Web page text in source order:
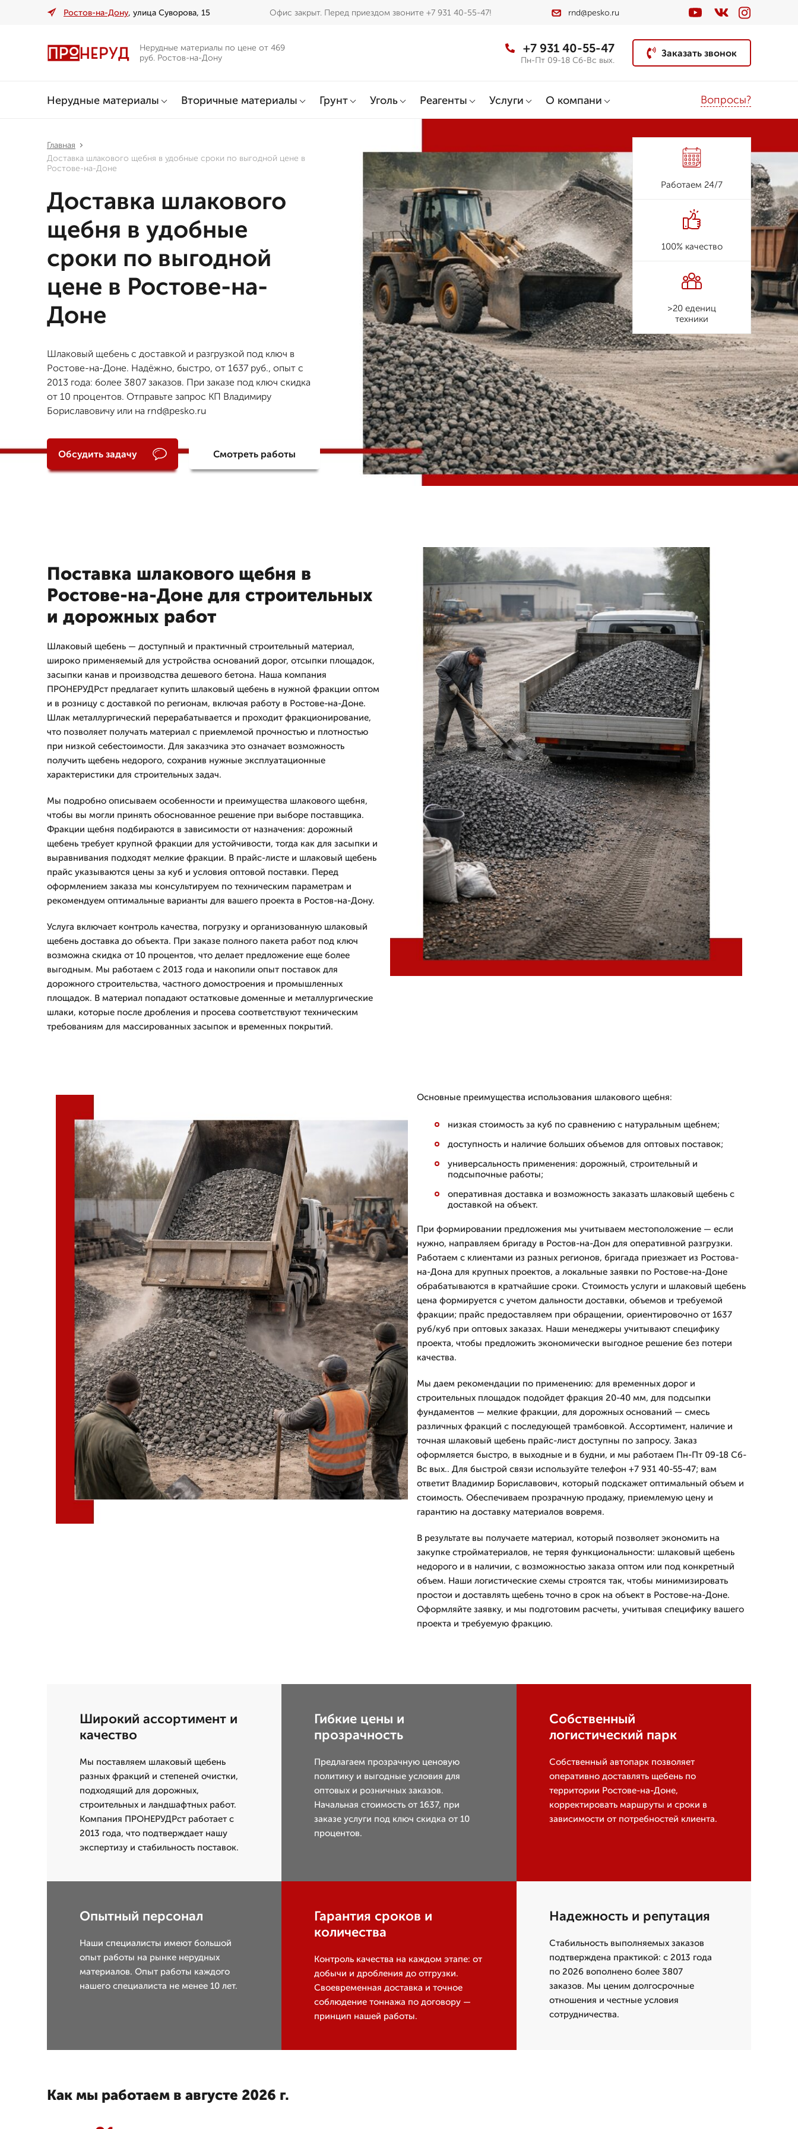
Ростов-на-Дону, улица Суворова, 15 Офис закрыт. Перед приездом звоните +7 931 40-55-47! rnd@pesko.ru
Нерудные материалы по цене от 469
руб. Ростов-на-Дону
+7 931 40-55-47
Пн-Пт 09-18 Сб-Вс вых.
Заказать звонок
Нерудные материалы Вторичные материалы Грунт Уголь Реагенты Услуги О компани Вопросы?
Главная
Доставка шлакового щебня в удобные сроки по выгодной цене в
Ростове-на-Доне
Доставка шлакового
щебня в удобные
сроки по выгодной
цене в Ростове-на-
Доне
Шлаковый щебень с доставкой и разгрузкой под ключ в
Ростове-на-Доне. Надёжно, быстро, от 1637 руб., опыт с
2013 года: более 3807 заказов. При заказе под ключ скидка
от 10 процентов. Отправьте запрос КП Владимиру
Бориславовичу или на rnd@pesko.ru
Обсудить задачу Смотреть работы
Работаем 24/7
100% качество
>20 едениц
техники
Поставка шлакового щебня в
Ростове-на-Доне для строительных
и дорожных работ
Шлаковый щебень — доступный и практичный строительный материал,
широко применяемый для устройства оснований дорог, отсыпки площадок,
засыпки канав и производства дешевого бетона. Наша компания
ПРОНЕРУДРст предлагает купить шлаковый щебень в нужной фракции оптом
и в розницу с доставкой по регионам, включая работу в Ростове-на-Доне.
Шлак металлургический перерабатывается и проходит фракционирование,
что позволяет получать материал с приемлемой прочностью и плотностью
при низкой себестоимости. Для заказчика это означает возможность
получить щебень недорого, сохранив нужные эксплуатационные
характеристики для строительных задач.
Мы подробно описываем особенности и преимущества шлакового щебня,
чтобы вы могли принять обоснованное решение при выборе поставщика.
Фракции щебня подбираются в зависимости от назначения: дорожный
щебень требует крупной фракции для устойчивости, тогда как для засыпки и
выравнивания подходят мелкие фракции. В прайс-листе и шлаковый щебень
прайс указываются цены за куб и условия оптовой поставки. Перед
оформлением заказа мы консультируем по техническим параметрам и
рекомендуем оптимальные варианты для вашего проекта в Ростов-на-Дону.
Услуга включает контроль качества, погрузку и организованную шлаковый
щебень доставка до объекта. При заказе полного пакета работ под ключ
возможна скидка от 10 процентов, что делает предложение еще более
выгодным. Мы работаем с 2013 года и накопили опыт поставок для
дорожного строительства, частного домостроения и промышленных
площадок. В материал попадают остатковые доменные и металлургические
шлаки, которые после дробления и просева соответствуют техническим
требованиям для массированных засыпок и временных покрытий.
Основные преимущества использования шлакового щебня:
низкая стоимость за куб по сравнению с натуральным щебнем;
доступность и наличие больших объемов для оптовых поставок;
универсальность применения: дорожный, строительный и
подсыпочные работы;
оперативная доставка и возможность заказать шлаковый щебень с
доставкой на объект.
При формировании предложения мы учитываем местоположение — если
нужно, направляем бригаду в Ростов-на-Дон для оперативной разгрузки.
Работаем с клиентами из разных регионов, бригада приезжает из Ростова-
на-Дона для крупных проектов, а локальные заявки по Ростове-на-Доне
обрабатываются в кратчайшие сроки. Стоимость услуги и шлаковый щебень
цена формируется с учетом дальности доставки, объемов и требуемой
фракции; прайс предоставляем при обращении, ориентировочно от 1637
руб/куб при оптовых заказах. Наши менеджеры учитывают специфику
проекта, чтобы предложить экономически выгодное решение без потери
качества.
Мы даем рекомендации по применению: для временных дорог и
строительных площадок подойдет фракция 20-40 мм, для подсыпки
фундаментов — мелкие фракции, для дорожных оснований — смесь
различных фракций с последующей трамбовкой. Ассортимент, наличие и
точная шлаковый щебень прайс-лист доступны по запросу. Заказ
оформляется быстро, в выходные и в будни, и мы работаем Пн-Пт 09-18 Сб-
Вс вых.. Для быстрой связи используйте телефон +7 931 40-55-47; вам
ответит Владимир Бориславович, который подскажет оптимальный объем и
стоимость. Обеспечиваем прозрачную продажу, приемлемую цену и
гарантию на доставку материалов вовремя.
В результате вы получаете материал, который позволяет экономить на
закупке стройматериалов, не теряя функциональности: шлаковый щебень
недорого и в наличии, с возможностью заказа оптом или под конкретный
объем. Наши логистические схемы строятся так, чтобы минимизировать
простои и доставлять щебень точно в срок на объект в Ростове-на-Доне.
Оформляйте заявку, и мы подготовим расчеты, учитывая специфику вашего
проекта и требуемую фракцию.
Широкий ассортимент и
качество
Мы поставляем шлаковый щебень
разных фракций и степеней очистки,
подходящий для дорожных,
строительных и ландшафтных работ.
Компания ПРОНЕРУДРст работает с
2013 года, что подтверждает нашу
экспертизу и стабильность поставок.
Гибкие цены и
прозрачность
Предлагаем прозрачную ценовую
политику и выгодные условия для
оптовых и розничных заказов.
Начальная стоимость от 1637, при
заказе услуги под ключ скидка от 10
процентов.
Собственный
логистический парк
Собственный автопарк позволяет
оперативно доставлять щебень по
территории Ростове-на-Доне,
корректировать маршруты и сроки в
зависимости от потребностей клиента.
Опытный персонал
Наши специалисты имеют большой
опыт работы на рынке нерудных
материалов. Опыт работы каждого
нашего специалиста не менее 10 лет.
Гарантия сроков и
количества
Контроль качества на каждом этапе: от
добычи и дробления до отгрузки.
Своевременная доставка и точное
соблюдение тоннажа по договору —
принцип нашей работы.
Надежность и репутация
Стабильность выполняемых заказов
подтверждена практикой: с 2013 года
по 2026 вополнено более 3807
заказов. Мы ценим долгосрочные
отношения и честные условия
сотрудничества.
Как мы работаем в августе 2026 г.